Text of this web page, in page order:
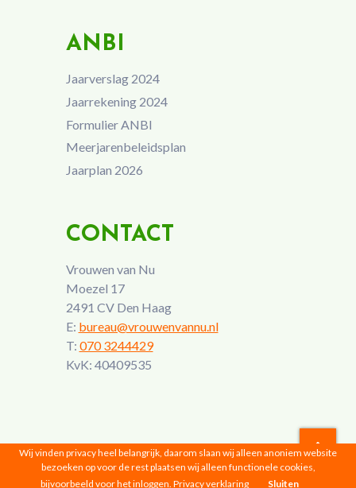
ANBI
Jaarverslag 2024
Jaarrekening 2024
Formulier ANBI
Meerjarenbeleidsplan
Jaarplan 2026
CONTACT
Vrouwen van Nu
Moezel 17
2491 CV Den Haag
E: bureau@vrouwenvannu.nl
T: 070 3244429
KvK: 40409535
Vrouwen van Nu © 2026 |Privacyverklaring
Wij vinden privacy heel belangrijk, daarom slaan wij alleen anoniem website
bezoeken op voor de rest plaatsen wij alleen functionele cookies,
bijvoorbeeld voor het inloggen. Privacy verklaring Sluiten